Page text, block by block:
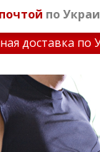
по
по